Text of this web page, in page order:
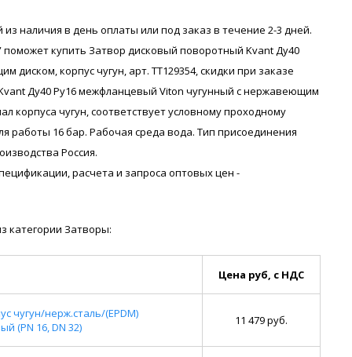
наличия в день оплаты или под заказ в течение 2-3 дней.
купить Затвор дисковый поворотный Kvant Ду40
корпус чугун, арт. ТТ129354, скидки при заказе
Ду40 Ру16 межфланцевый Viton чугунный с нержавеющим
корпуса чугун, соответствует условному проходному
работы 16 бар. Рабочая среда вода. Тип присоединения
Россия.
расчета и запроса оптовых цен -
категории Затворы:
Цена руб, с НДС
чугун/нерж.сталь/(EPDM)
(PN 16, DN 32)
11 479 руб.